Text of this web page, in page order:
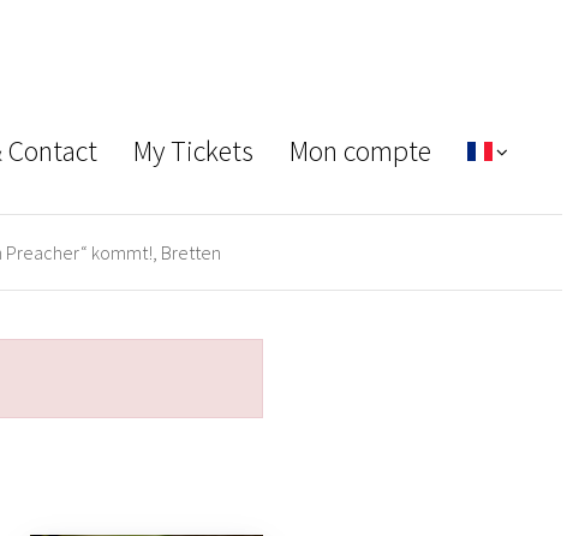
Contact My Tickets Mon compte
Preacher“ kommt!, Bretten